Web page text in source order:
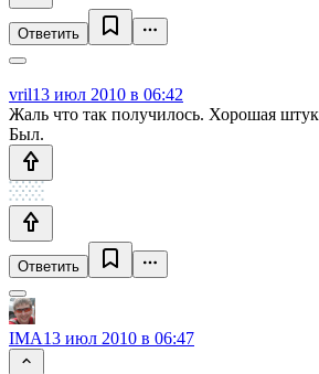
Ответить
vril13 июл 2010 в 06:42
Жаль что так получилось. Хорошая
Был.
Ответить
IMA13 июл 2010 в 06:47